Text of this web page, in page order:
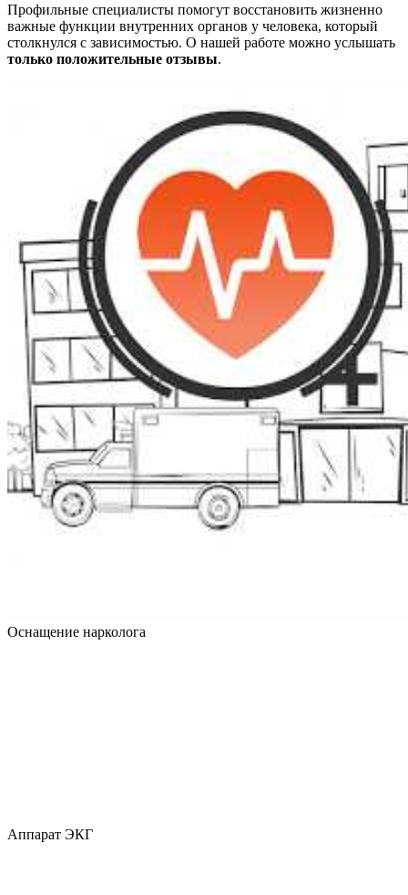
Профильные специалисты помогут восстановить жизненно
важные функции внутренних органов у человека, который
столкнулся с зависимостью. О нашей работе можно услышать
только положительные отзывы.
Оснащение нарколога
Аппарат ЭКГ